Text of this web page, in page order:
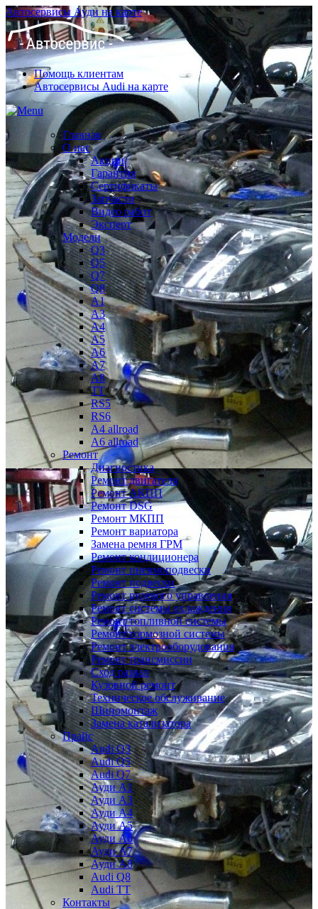
Автосервисы Ауди на карте
Помощь клиентам
Автосервисы Audi на карте
Главная
О нас
Акции
Гарантия
Сертификаты
Запчасти
Видео работ
Эксперт
Модели
Q3
Q5
Q7
Q8
A1
A3
A4
A5
A6
A7
A8
TT
RS5
RS6
A4 allroad
A6 allroad
Ремонт
Диагностика
Ремонт двигателя
Ремонт АКПП
Ремонт DSG
Ремонт МКПП
Ремонт вариатора
Замена ремня ГРМ
Ремонт кондиционера
Ремонт пневмоподвески
Ремонт подвески
Ремонт рулевого управления
Ремонт системы охлаждения
Ремонт топливной системы
Ремонт тормозной системы
Ремонт электрооборудования
Ремонт трансмиссии
Сход развал
Кузовной ремонт
Техническое обслуживание
Шиномонтаж
Замена катализатора
Прайс
Audi Q3
Audi Q5
Audi Q7
Ауди А1
Ауди А3
Ауди А4
Ауди A5
Ауди А6
Ауди А7
Ауди A8
Audi Q8
Audi TT
Контакты